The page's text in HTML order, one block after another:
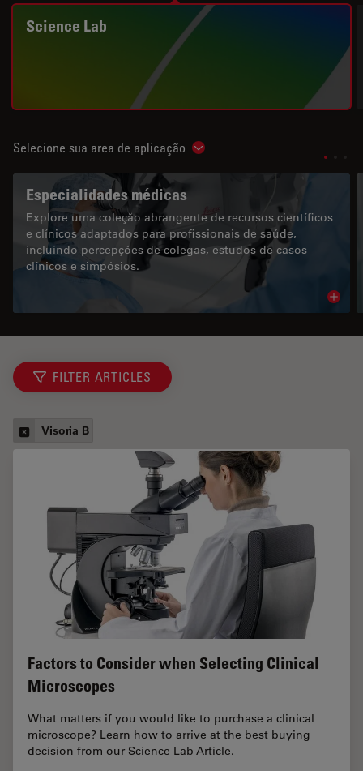
Science Lab
Selecione sua area de aplicação Show subnavigation
Especialidades médicas
Explore uma coleção abrangente de recursos científicos
e clínicos adaptados para profissionais de saúde,
incluindo percepções de colegas, estudos de casos
clínicos e simpósios.
FILTER ARTICLES
Visoria B
Factors to Consider when Selecting Clinical
Microscopes
What matters if you would like to purchase a clinical
microscope? Learn how to arrive at the best buying
decision from our Science Lab Article.